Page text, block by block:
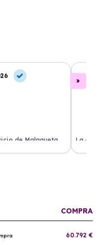
de Malagueta
condiciones y el
La
ha
COMPRA
60.792 €